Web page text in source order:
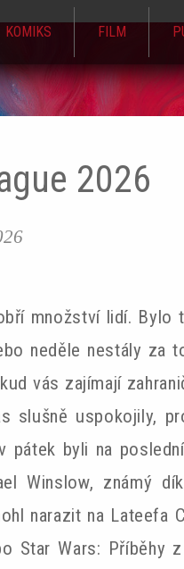
KOMIKS FILM
2026
množství lidí. Bylo
neděle nestály za
vás zajímají
slušně uspokojily,
pátek byli na
Winslow, známý
narazit na Lateefa
Star Wars: Příběhy